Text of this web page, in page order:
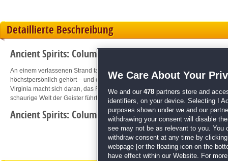
Detaillierte Beschreibung
Ancient Spirits: Columbus' Legacy
An einem verlassenen Strand taucht ein mysteriöses Schiff auf. Es hat
höchstpersönlich gehört – und dennoch haben die vergangenen 500 Jahre
Virginia macht sich daran, das Rätsel des Geisterschiffs zu lüften und gerät in
schaurige Welt der Geister führt!
Ancient Spirits: Columbus' Legacy — Ein unvergessliches
We Care About Your
We and our 478 partners store and
identifiers, on your device. Selecting I
purposes shown under we and our
withdrawing your consent will disable
see may not be as relevant to you. You
withdraw consent at any time by
webpage [or the floating icon on the
have effect within our Website. For